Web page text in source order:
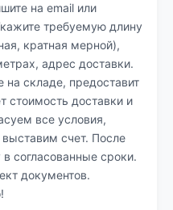
на email или
требуемую длину
кратная мерной),
адрес доставки.
складе, предоставит
стоимость доставки и
все условия,
счет. После
согласованные сроки.
документов.